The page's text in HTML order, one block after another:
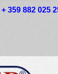
+ 359 882 025